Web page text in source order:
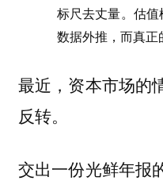
标尺去丈量。估
数据外推，而真正
最近，资本市场的
反转。
交出一份光鲜年报